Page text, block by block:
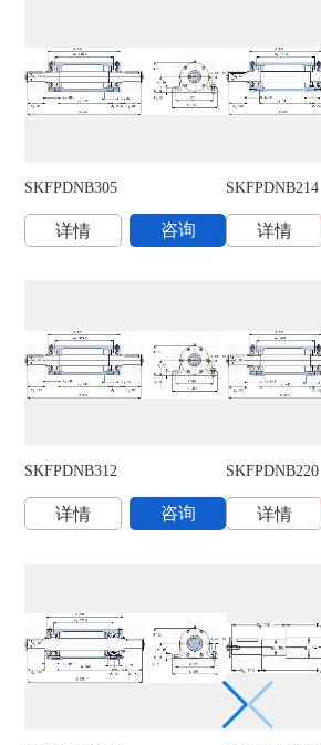
SKFPDNB305
详情 咨询
SKFPDNB214
详情
SKFPDNB312
详情 咨询
SKFPDNB220
详情